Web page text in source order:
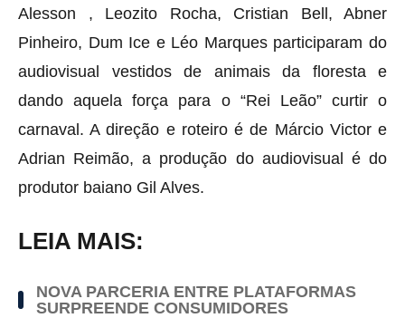
Alesson , Leozito Rocha, Cristian Bell, Abner
Pinheiro, Dum Ice e Léo Marques participaram do
audiovisual vestidos de animais da floresta e
dando aquela força para o “Rei Leão” curtir o
carnaval. A direção e roteiro é de Márcio Victor e
Adrian Reimão, a produção do audiovisual é do
produtor baiano Gil Alves.
LEIA MAIS:
NOVA PARCERIA ENTRE PLATAFORMAS
SURPREENDE CONSUMIDORES